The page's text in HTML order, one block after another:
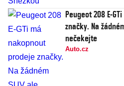
Peugeot 208 E-
značky. Na
nečekejte
Auto.cz